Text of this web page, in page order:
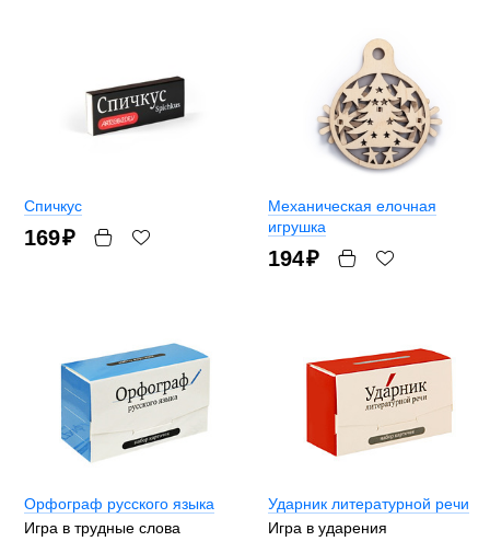
Спичкус
169₽
Механическая елочная
игрушка
194₽
Орфограф русского языка
Игра в трудные слова
Ударник литературной речи
Игра в ударения